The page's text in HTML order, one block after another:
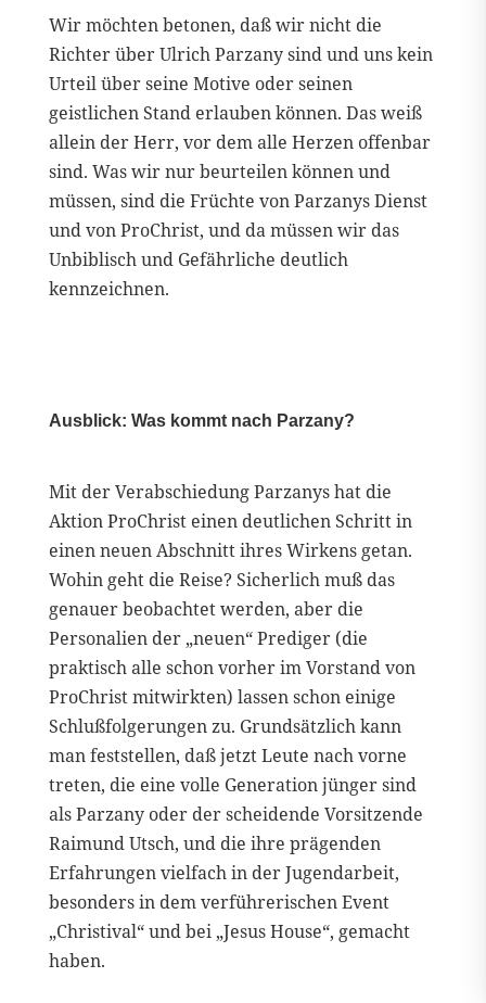
Wir möchten betonen, daß wir nicht die
Richter über Ulrich Parzany sind und uns kein
Urteil über seine Motive oder seinen
geistlichen Stand erlauben können. Das weiß
allein der Herr, vor dem alle Herzen offenbar
sind. Was wir nur beurteilen können und
müssen, sind die Früchte von Parzanys Dienst
und von ProChrist, und da müssen wir das
Unbiblisch und Gefährliche deutlich
kennzeichnen.
Ausblick: Was kommt nach Parzany?
Mit der Verabschiedung Parzanys hat die
Aktion ProChrist einen deutlichen Schritt in
einen neuen Abschnitt ihres Wirkens getan.
Wohin geht die Reise? Sicherlich muß das
genauer beobachtet werden, aber die
Personalien der „neuen“ Prediger (die
praktisch alle schon vorher im Vorstand von
ProChrist mitwirkten) lassen schon einige
Schlußfolgerungen zu. Grundsätzlich kann
man feststellen, daß jetzt Leute nach vorne
treten, die eine volle Generation jünger sind
als Parzany oder der scheidende Vorsitzende
Raimund Utsch, und die ihre prägenden
Erfahrungen vielfach in der Jugendarbeit,
besonders in dem verführerischen Event
„Christival“ und bei „Jesus House“, gemacht
haben.